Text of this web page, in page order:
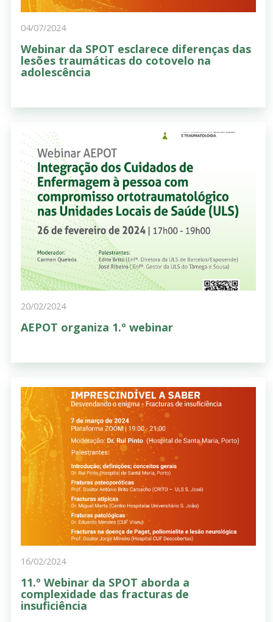
04/07/2024
Webinar da SPOT esclarece diferenças das
lesões traumáticas do cotovelo na
adolescência
20/02/2024
AEPOT organiza 1.º webinar
16/02/2024
11.º Webinar da SPOT aborda a
complexidade das fracturas de
insuficiência